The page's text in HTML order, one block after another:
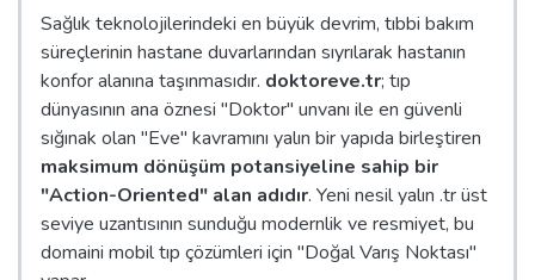
Sağlık teknolojilerindeki en büyük devrim, tıbbi bakım
süreçlerinin hastane duvarlarından sıyrılarak hastanın
konfor alanına taşınmasıdır. doktoreve.tr; tıp
dünyasının ana öznesi "Doktor" unvanı ile en güvenli
sığınak olan "Eve" kavramını yalın bir yapıda birleştiren
maksimum dönüşüm potansiyeline sahip bir
"Action-Oriented" alan adıdır. Yeni nesil yalın .tr üst
seviye uzantısının sunduğu modernlik ve resmiyet, bu
domaini mobil tıp çözümleri için "Doğal Varış Noktası"